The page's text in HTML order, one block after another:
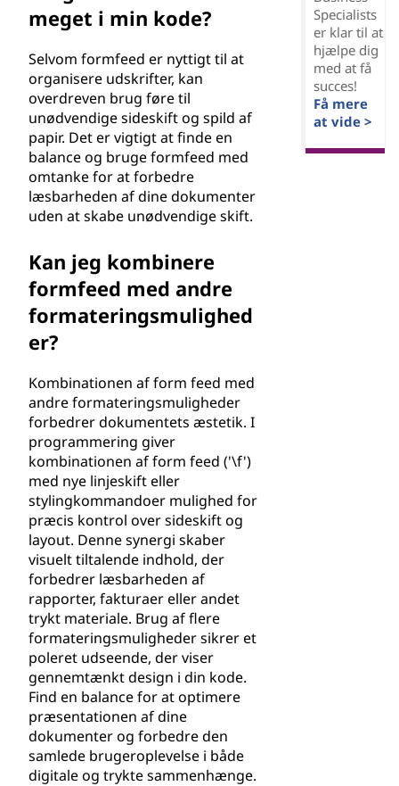
meget i min kode?
Selvom formfeed er nyttigt til at
organisere udskrifter, kan
overdreven brug føre til
unødvendige sideskift og spild af
papir. Det er vigtigt at finde en
balance og bruge formfeed med
omtanke for at forbedre
læsbarheden af dine dokumenter
uden at skabe unødvendige skift.
Kan jeg kombinere
formfeed med andre
formateringsmulighed
er?
Kombinationen af form feed med
andre formateringsmuligheder
forbedrer dokumentets æstetik. I
programmering giver
kombinationen af form feed ('\f')
med nye linjeskift eller
stylingkommandoer mulighed for
præcis kontrol over sideskift og
layout. Denne synergi skaber
visuelt tiltalende indhold, der
forbedrer læsbarheden af
rapporter, fakturaer eller andet
trykt materiale. Brug af flere
formateringsmuligheder sikrer et
poleret udseende, der viser
gennemtænkt design i din kode.
Find en balance for at optimere
præsentationen af dine
dokumenter og forbedre den
samlede brugeroplevelse i både
digitale og trykte sammenhænge.
Specialists
er klar til at
hjælpe dig
med at få
succes!
Få mere
at vide >